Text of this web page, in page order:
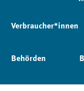
Verbraucher*innen
Behörden